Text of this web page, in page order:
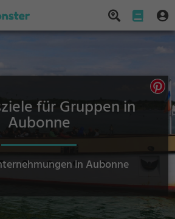
für Gruppen in
Aubonne
in Aubonne